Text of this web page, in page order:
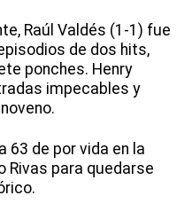
Raúl Valdés (1-1) fue
de dos hits,
ponches. Henry
impecables y
63 de por vida en la
Rivas para quedarse